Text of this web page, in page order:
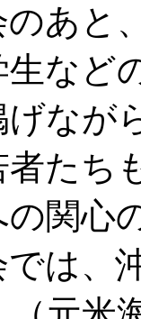
あと
生など
げなが
者たち
の関心
は、